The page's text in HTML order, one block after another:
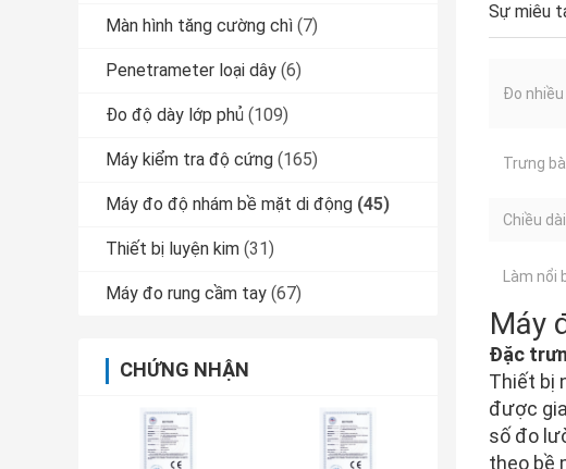
Màn hình tăng cường chì (7)
Penetrameter loại dây (6)
Đo độ dày lớp phủ (109)
Máy kiểm tra độ cứng (165)
Máy đo độ nhám bề mặt di động (45)
Thiết bị luyện kim (31)
Máy đo rung cầm tay (67)
CHỨNG NHẬN
Sự miêu
Đo
Trưng
Chiều
Làm nổi
Máy
Đặc
Thiết bị
được
số đo
theo bề